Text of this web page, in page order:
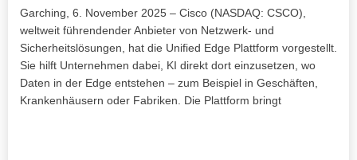
Garching, 6. November 2025 – Cisco (NASDAQ: CSCO),
weltweit führendender Anbieter von Netzwerk- und
Sicherheitslösungen, hat die Unified Edge Plattform vorgestellt.
Sie hilft Unternehmen dabei, KI direkt dort einzusetzen, wo
Daten in der Edge entstehen – zum Beispiel in Geschäften,
Krankenhäusern oder Fabriken. Die Plattform bringt